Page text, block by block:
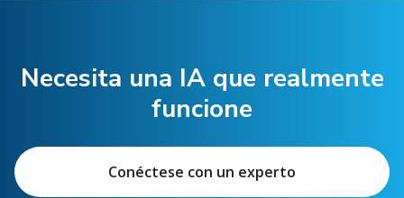
Necesita una IA que realmente
funcione
Conéctese con un experto